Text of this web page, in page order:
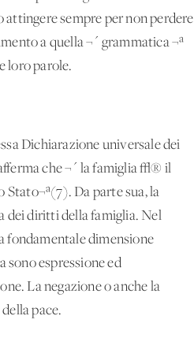
sempre per non perdere
a quella ¬´ grammatica ¬ª
loro parole.
Dichiarazione universale dei
che ¬´ la famiglia √® il
Da parte sua, la
dei diritti della famiglia. Nel
fondamentale dimensione
sono espressione ed
La negazione o anche la
pace.